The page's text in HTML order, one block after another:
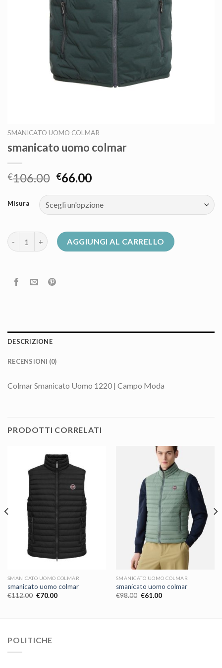
SMANICATO UOMO COLMAR
smanicato uomo colmar
€106.00 €66.00
Misura
smanicato uomo colmar quantitàAGGIUNGI AL CARRELLO
DESCRIZIONE
RECENSIONI (0)
Colmar Smanicato Uomo 1220 | Campo Moda
PRODOTTI CORRELATI
SMANICATO UOMO COLMAR
smanicato uomo colmar
€112.00 €70.00
SMANICATO UOMO COLMAR
smanicato uomo colmar
€98.00 €61.00
POLITICHE